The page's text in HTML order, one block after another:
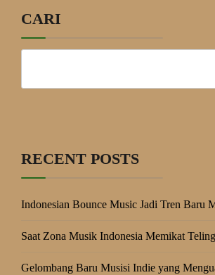
CARI
RECENT POSTS
Indonesian Bounce Music Jadi Tren Baru
Saat Zona Musik Indonesia Memikat
Gelombang Baru Musisi Indie yang